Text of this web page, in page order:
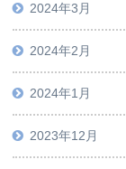
2024年3月
2024年2月
2024年1月
2023年12月